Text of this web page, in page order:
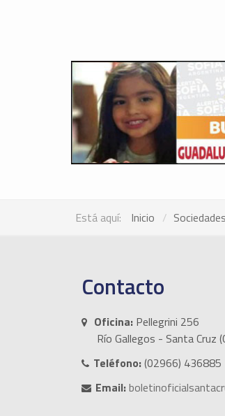
Está aquí: Inicio
Contacto
Oficina: Pellegrini 256
Río Gallegos - Santa Cruz
Teléfono:(02966) 436885
Email: